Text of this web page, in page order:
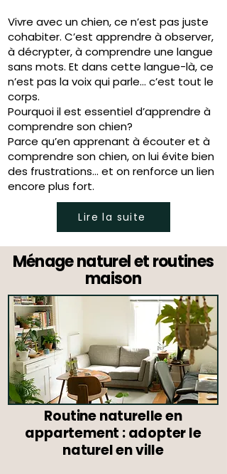
Vivre avec un chien, ce n’est pas juste
cohabiter. C’est apprendre à observer,
à décrypter, à comprendre une langue
sans mots. Et dans cette langue-là, ce
n’est pas la voix qui parle… c’est tout le
corps.
Pourquoi il est essentiel d’apprendre à
comprendre son chien?
Parce qu’en apprenant à écouter et à
comprendre son chien, on lui évite bien
des frustrations… et on renforce un lien
encore plus fort.
Lire la suite
Ménage naturel et routines
maison
Routine naturelle en
appartement : adopter le
naturel en ville